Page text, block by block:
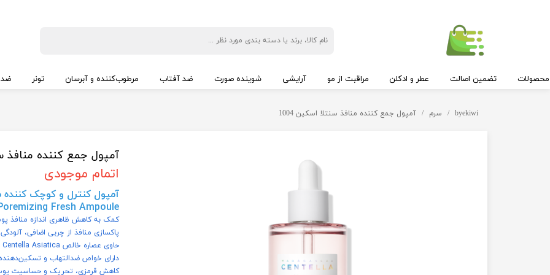
تضمین اصالت عطر و ادکلن مراقبت از مو آرایشی شوینده صورت ضد آفتاب مرطوب‌کننده و آبرسان تونر ضد
byekiwi سرم آمپول جمع کننده منافذ سنتلا اسکین 1004
آمپول جمع کننده منافذ
اتمام موجودی
Fresh Ampoule
کمک به کاهش ظاهری اندازه منافذ
پاکسازی منافذ از چربی اضافی،
حاوی عصاره خالص Centella Asiatica از ماداگاسکار
دارای خواص ضدالتهاب و
کاهش قرمزی، تحریک و حساسیت